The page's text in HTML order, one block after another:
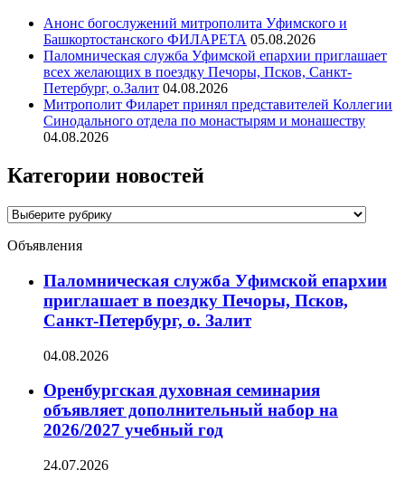
Анонс богослужений митрополита Уфимского и
Башкортостанского ФИЛАРЕТА 05.08.2026
Паломническая служба Уфимской епархии приглашает
всех желающих в поездку Печоры, Псков, Санкт-
Петербург, о.Залит 04.08.2026
Митрополит Филарет принял представителей Коллегии
Синодального отдела по монастырям и монашеству
04.08.2026
Категории новостей
Категории
Объявления
Паломническая служба Уфимской епархии
приглашает в поездку Печоры, Псков,
Санкт-Петербург, о. Залит
04.08.2026
Оренбургская духовная семинария
объявляет дополнительный набор на
2026/2027 учебный год
24.07.2026